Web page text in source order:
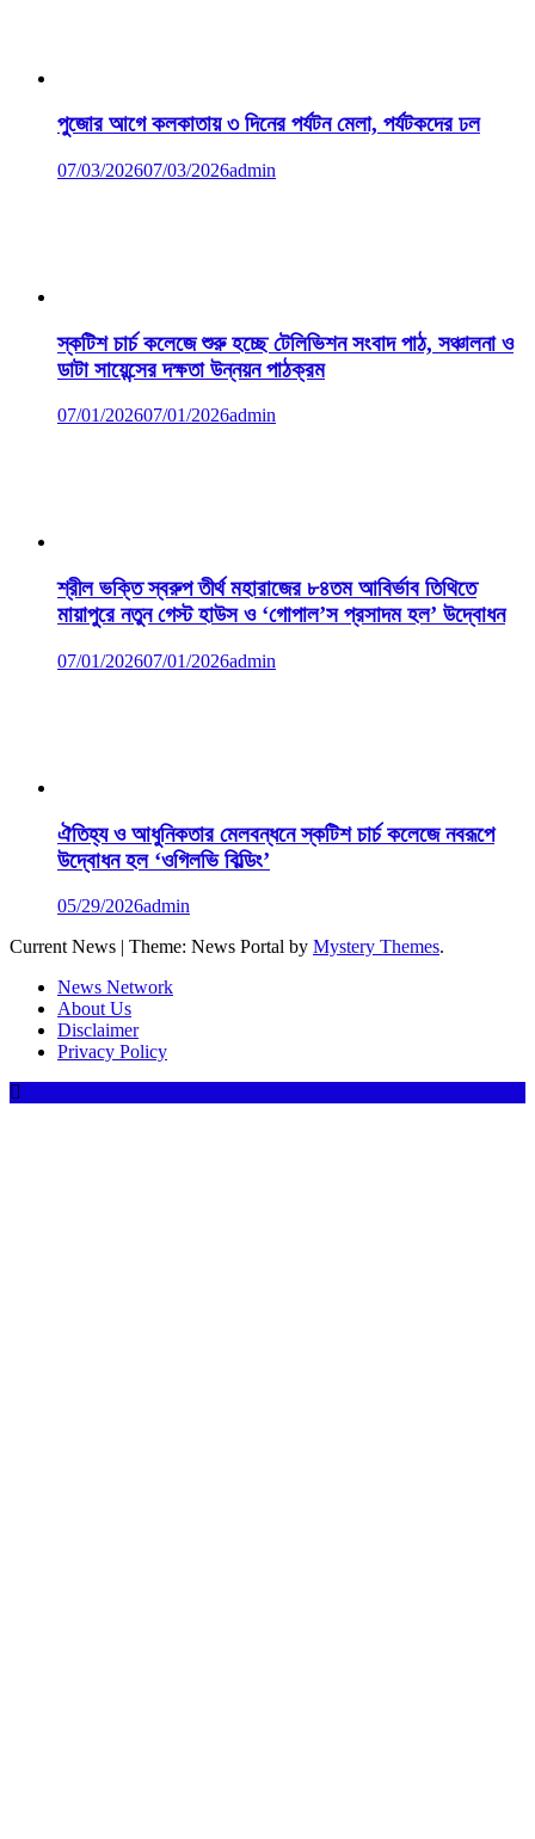
পুজোর আগে কলকাতায় ৩ দিনের পর্যটন মেলা, পর্যটকদের ঢল
07/03/202607/03/2026admin
স্কটিশ চার্চ কলেজে শুরু হচ্ছে টেলিভিশন সংবাদ পাঠ, সঞ্চালনা ও
ডাটা সায়েন্সের দক্ষতা উন্নয়ন পাঠক্রম
07/01/202607/01/2026admin
শ্রীল ভক্তি স্বরুপ তীর্থ মহারাজের ৮৪তম আবির্ভাব তিথিতে
মায়াপুরে নতুন গেস্ট হাউস ও ‘গোপাল’স প্রসাদম হল’ উদ্বোধন
07/01/202607/01/2026admin
ঐতিহ্য ও আধুনিকতার মেলবন্ধনে স্কটিশ চার্চ কলেজে নবরূপে
উদ্বোধন হল ‘ওগিলভি বিল্ডিং’
05/29/2026admin
Current News | Theme: News Portal by Mystery Themes.
News Network
About Us
Disclaimer
Privacy Policy